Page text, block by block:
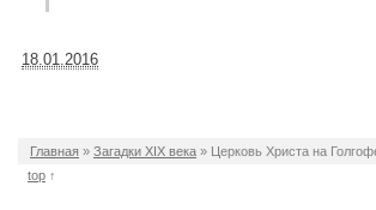
18.01.2016
Главная » Загадки XIX века » Церковь Христа на
top ↑